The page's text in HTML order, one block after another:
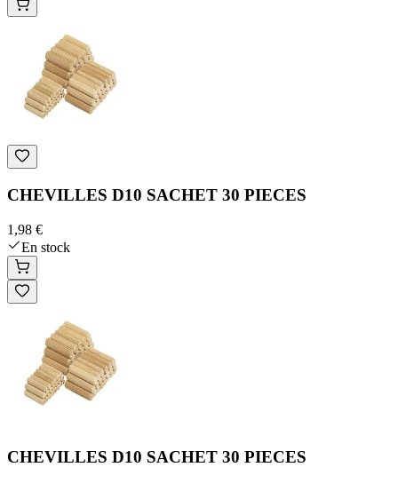
CHEVILLES D10 SACHET 30 PIECES
1,98 €
En stock
CHEVILLES D10 SACHET 30 PIECES